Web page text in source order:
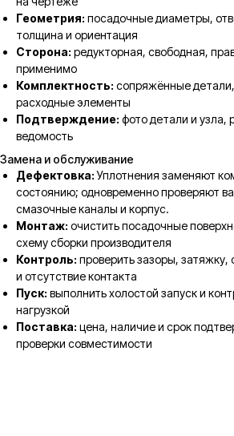
Геометрия: посадочные диаметры,
толщина и ориентация
Сторона: редукторная, свободная,
применимо
Комплектность: сопряжённые
расходные элементы
Подтверждение: фото детали и узла,
ведомость
Замена и обслуживание
Дефектовка:Уплотнения заменяют
состоянию; одновременно проверяют
смазочные каналы и корпус.
Монтаж: очистить посадочные
схему сборки производителя
Контроль: проверить зазоры, затяжку,
и отсутствие контакта
Пуск: выполнить холостой запуск и
нагрузкой
Поставка: цена, наличие и срок
проверки совместимости